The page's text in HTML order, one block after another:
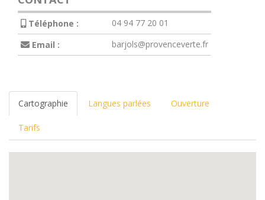
Téléphone :
04 94 77 20 01
Email :
barjols@provenceverte.fr
Cartographie Langues parlées Ouverture
Tarifs